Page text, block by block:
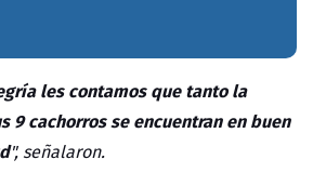
les contamos que tanto la
9 cachorros se encuentran en buen
", señalaron.